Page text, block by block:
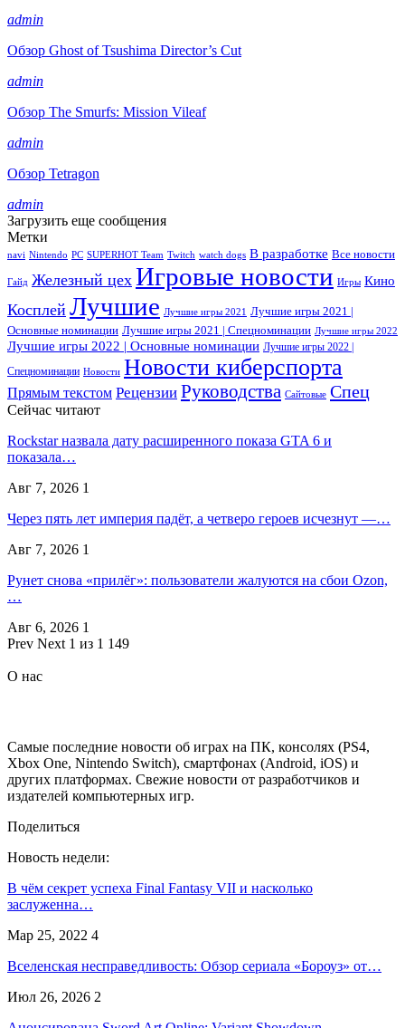
admin
Обзор Ghost of Tsushima Director’s Cut
admin
Обзор The Smurfs: Mission Vileaf
admin
Обзор Tetragon
admin
Загрузить еще сообщения
Метки
navi Nintendo PC SUPERHOT Team Twitch watch dogs В разработке Все новости
Гайд Железный цех Игровые новости Игры Кино
Косплей Лучшие Лучшие игры 2021
Лучшие игры 2021 |
Основные номинации Лучшие игры 2021 | Спецноминации Лучшие игры 2022
Лучшие игры 2022 | Основные номинации Лучшие игры 2022 |
Спецноминации Новости Новости киберспорта
Прямым текстом Рецензии Руководства Сайтовые Спец
Сейчас читают
Rockstar назвала дату расширенного показа GTA 6 и
показала…
Авг 7, 2026 1
Через пять лет империя падёт, а четверо героев исчезнут —…
Авг 7, 2026 1
Рунет снова «прилёг»: пользователи жалуются на сбои Ozon,
…
Авг 6, 2026 1
Prev Next 1 из 1 149
О нас
Самые последние новости об играх на ПК, консолях (PS4,
Xbox One, Nintendo Switch), смартфонах (Android, iOS) и
других платформах. Свежие новости от разработчиков и
издателей компьютерных игр.
Поделиться
Новость недели:
В чём секрет успеха Final Fantasy VII и насколько
заслуженна…
Мар 25, 2022 4
Вселенская несправедливость: Обзор сериала «Бороуз» от…
Июл 26, 2026 2